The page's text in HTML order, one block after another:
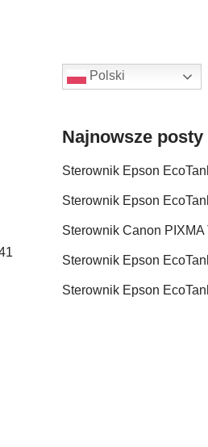
Polski
Najnowsze posty
Sterownik Epson
Sterownik Epson
Sterownik Canon PIXMA
Sterownik Epson
Sterownik Epson